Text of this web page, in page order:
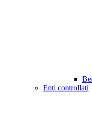
Enti controllati